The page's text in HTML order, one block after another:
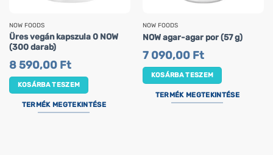
NOW FOODS
Üres vegán kapszula 0 NOW
(300 darab)
8 590,00 Ft
KOSÁRBA TESZEM
TERMÉK MEGTEKINTÉSE
NOW FOODS
NOW agar-agar por (57 g)
7 090,00 Ft
KOSÁRBA TESZEM
TERMÉK MEGTEKINTÉSE